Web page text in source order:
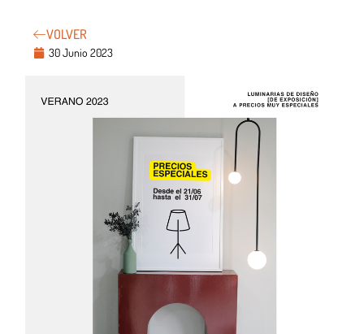
VOLVER
30 Junio 2023